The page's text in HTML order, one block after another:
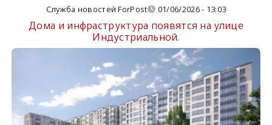
Служба новостей ForPost 01/06/2026 - 13:03
Дома и инфраструктура появятся на улице
Индустриальной.